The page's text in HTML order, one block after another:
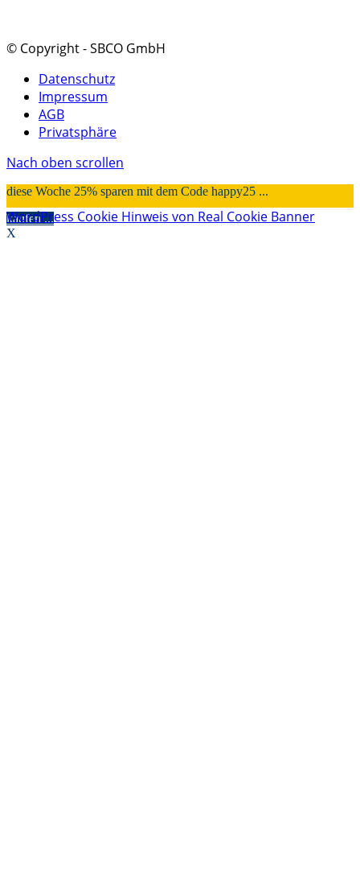
© Copyright - SBCO GmbH
Datenschutz
Impressum
AGB
Privatsphäre
Nach oben scrollen
diese Woche 25% sparen mit dem Code happy25 ...
kaufen ...
X
WordPress Cookie Hinweis von Real Cookie Banner